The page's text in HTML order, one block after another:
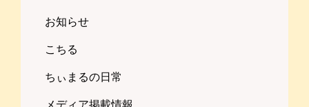
お知らせ
こちる
ちぃまるの日常
メディア掲載情報